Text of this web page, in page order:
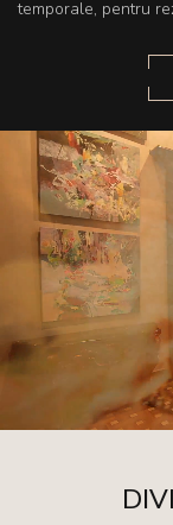
temporale, pentru